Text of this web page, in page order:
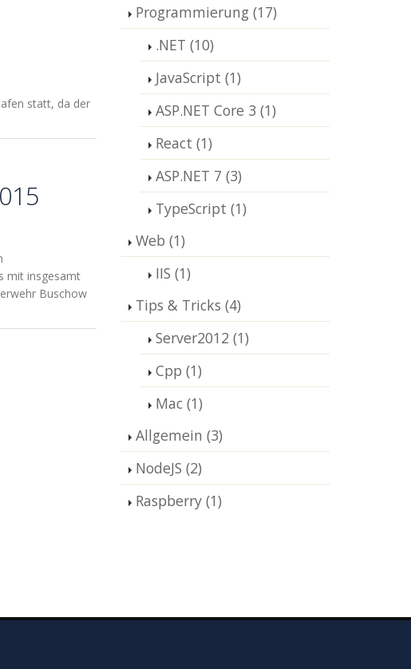
statt, da der
mit insgesamt
Buschow
Programmierung (17)
.NET (10)
JavaScript (1)
ASP.NET Core 3 (1)
React (1)
ASP.NET 7 (3)
TypeScript (1)
Web (1)
IIS (1)
Tips & Tricks (4)
Server2012 (1)
Cpp (1)
Mac (1)
Allgemein (3)
NodeJS (2)
Raspberry (1)